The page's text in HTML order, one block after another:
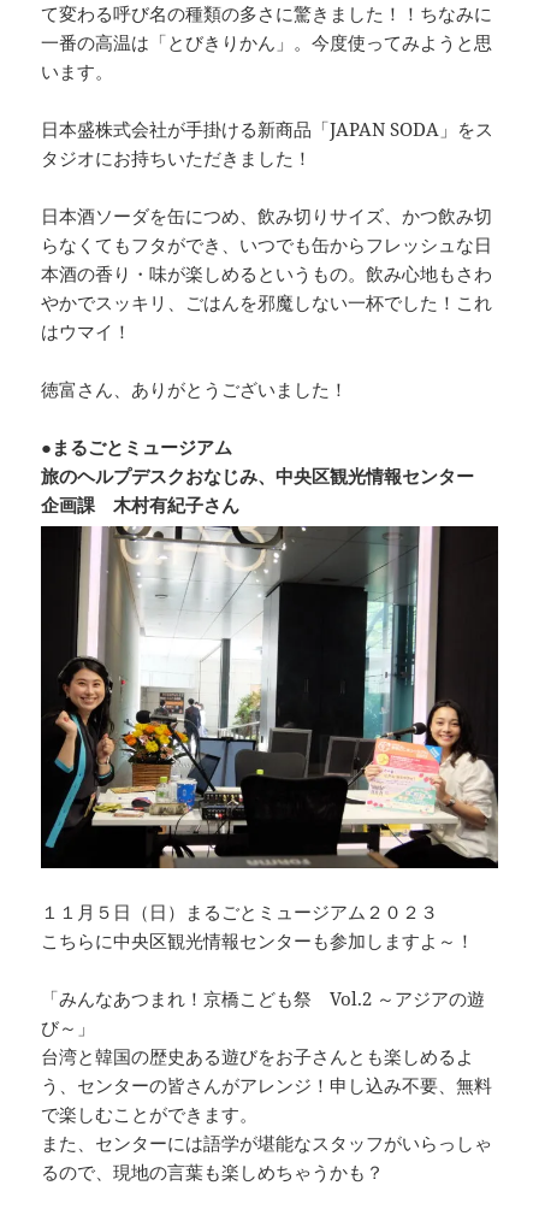
て変わる呼び名の種類の多さに驚きました！！ちなみに
一番の高温は「とびきりかん」。今度使ってみようと思
います。
日本盛株式会社が手掛ける新商品「JAPAN SODA」をス
タジオにお持ちいただきました！
日本酒ソーダを缶につめ、飲み切りサイズ、かつ飲み切
らなくてもフタができ、いつでも缶からフレッシュな日
本酒の香り・味が楽しめるというもの。飲み心地もさわ
やかでスッキリ、ごはんを邪魔しない一杯でした！これ
はウマイ！
徳富さん、ありがとうございました！
●まるごとミュージアム
旅のヘルプデスクおなじみ、中央区観光情報センター
企画課 木村有紀子さん
１１月５日（日）まるごとミュージアム２０２３
こちらに中央区観光情報センターも参加しますよ～！
「みんなあつまれ！京橋こども祭 Vol.2 ～アジアの遊
び～」
台湾と韓国の歴史ある遊びをお子さんとも楽しめるよ
う、センターの皆さんがアレンジ！申し込み不要、無料
で楽しむことができます。
また、センターには語学が堪能なスタッフがいらっしゃ
るので、現地の言葉も楽しめちゃうかも？